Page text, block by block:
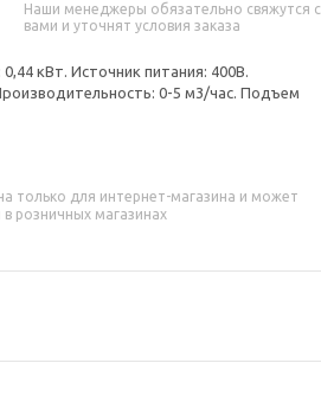
Наши менеджеры обязательно свяжутся с
вами и уточнят условия заказа
кВт. Источник питания: 400В.
0-5 м3/час. Подъем
только для интернет-магазина и может
розничных магазинах